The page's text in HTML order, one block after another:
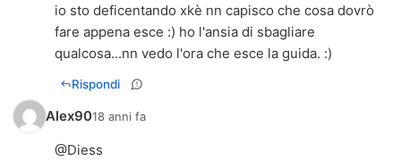
io sto deficentando xkè nn capisco che cosa dovrò
fare appena esce :) ho l'ansia di sbagliare
qualcosa...nn vedo l'ora che esce la guida. :)
Rispondi
Alex9018 anni fa
@Diess